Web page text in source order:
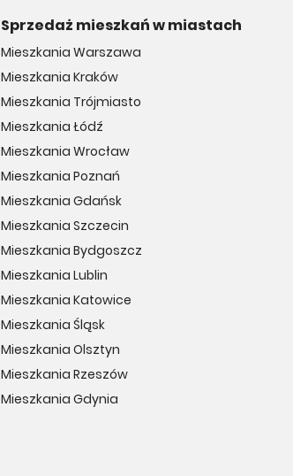
Sprzedaż mieszkań w miastach
Mieszkania Warszawa
Mieszkania Kraków
Mieszkania Trójmiasto
Mieszkania Łódź
Mieszkania Wrocław
Mieszkania Poznań
Mieszkania Gdańsk
Mieszkania Szczecin
Mieszkania Bydgoszcz
Mieszkania Lublin
Mieszkania Katowice
Mieszkania Śląsk
Mieszkania Olsztyn
Mieszkania Rzeszów
Mieszkania Gdynia